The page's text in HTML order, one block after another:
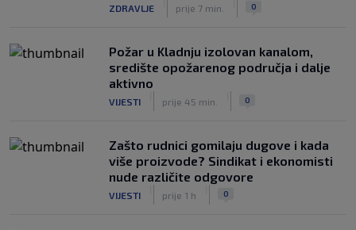
ZDRAVLJE prije 7 min. 0
Požar u Kladnju izolovan kanalom,
središte opožarenog područja i dalje
aktivno
VIJESTI prije 45 min. 0
Zašto rudnici gomilaju dugove i kada
više proizvode? Sindikat i ekonomisti
nude različite odgovore
VIJESTI prije 1 h 0